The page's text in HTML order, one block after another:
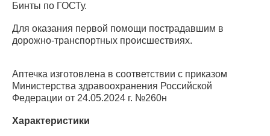
Бинты по ГОСТу.
Для оказания первой помощи пострадавшим в
дорожно-транспортных происшествиях.
Аптечка изготовлена в соответствии с приказом
Министерства здравоохранения Российской
Федерации от 24.05.2024 г. №260н
Характеристики